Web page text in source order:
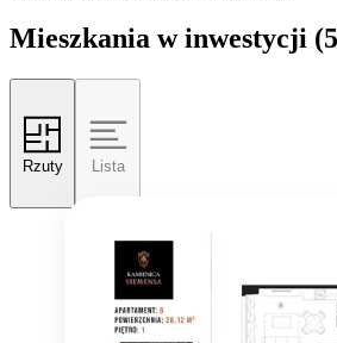
Mieszkania w inwestycji
Rzuty Lista